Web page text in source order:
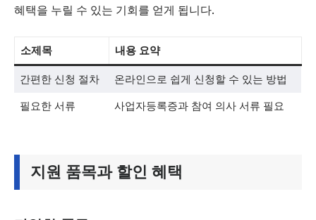
혜택을 누릴 수 있는 기회를 얻게 됩니다.
소제목 내용 요약
간편한 신청 절차 온라인으로 쉽게 신청할 수 있는 방법
필요한 서류 사업자등록증과 참여 의사 서류 필요
지원 품목과 할인 혜택